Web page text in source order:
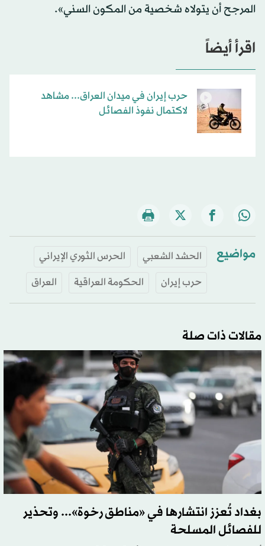
المرجح أن يتولاه شخصية من المكون السني».
اقرأ أيضاً
حرب إيران في ميدان العراق... مشاهد
لاكتمال نفوذ الفصائل
مواضيع الحشد الشعبي
الحرس الثوري الإيراني
حرب إيران
الحكومة العراقية العراق
مقالات ذات صلة
بغداد تُعزز انتشارها في «مناطق رخوة»... وتحذير
للفصائل المسلحة